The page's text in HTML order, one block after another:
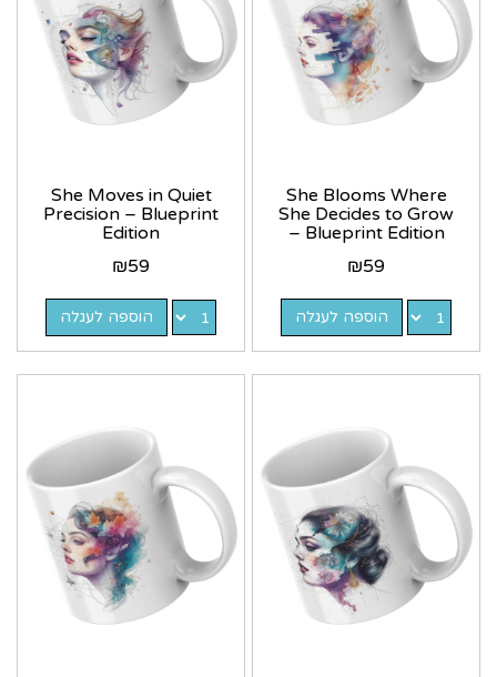
She Blooms Where
She Decides to Grow
– Blueprint Edition
₪59
הוספה לעגלה
She Moves in Quiet
Precision – Blueprint
Edition
₪59
הוספה לעגלה